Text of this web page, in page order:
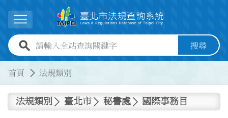
展開選單
全站查詢關鍵字欄位 搜尋
首頁 法規類別
法規類別 臺北市 秘書處 國際事務目